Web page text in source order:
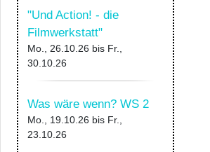
"Und Action! - die
Filmwerkstatt"
Mo., 26.10.26 bis Fr.,
30.10.26
Was wäre wenn? WS 2
Mo., 19.10.26 bis Fr.,
23.10.26